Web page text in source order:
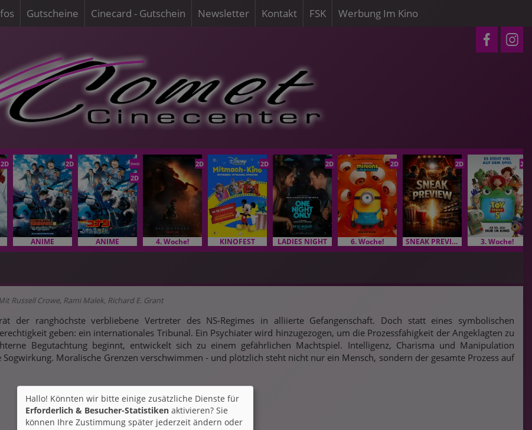
Gutscheine Cinecard - Gutschein Newsletter Kontakt FSK Werbung Im Kino
2D 2D
ANIME
OmU
2D
ANIME
2D
4. Woche!
2D
KINOFEST
2D
LADIES NIGHT
2D
6. Woche!
2D
SNEAK PREVIEW
2D
3. Woche!
Russell Crowe, Rami Malek, Richard E. Grant
der ranghöchste verbliebene Vertreter des NS-Regimes in alliierte Gefangenschaft. Doch statt eines symbolischen
geben: ein internationales Tribunal. Ein Psychiater wird hinzugezogen, um die Prozessfähigkeit der Angeklagten zu
Begutachtung beginnt, entwickelt sich zu einem gefährlichen Machtspiel. Intelligenz, Charisma und Manipulation
Moralische Grenzen verschwimmen - und plötzlich steht nicht nur ein Mensch, sondern der gesamte Prozess auf
Hallo! Könnten wir bitte einige zusätzliche Dienste für
Erforderlich & Besucher-Statistiken aktivieren? Sie
können Ihre Zustimmung später jederzeit ändern oder